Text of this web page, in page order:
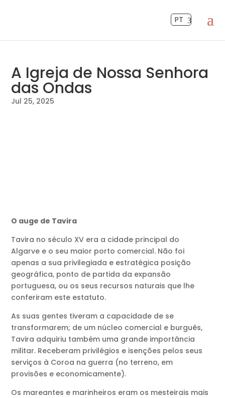
PT
A Igreja de Nossa Senhora
das Ondas
Jul 25, 2025
O auge de Tavira
Tavira no século XV era a cidade principal do
Algarve e o seu maior porto comercial. Não foi
apenas a sua privilegiada e estratégica posição
geográfica, ponto de partida da expansão
portuguesa, ou os seus recursos naturais que lhe
conferiram este estatuto.
As suas gentes tiveram a capacidade de se
transformarem; de um núcleo comercial e burguês,
Tavira adquiriu também uma grande importância
militar. Receberam privilégios e isenções pelos seus
serviços à Coroa na guerra (no terreno, em
provisões e economicamente).
Os mareantes e marinheiros eram os mesteirais mais